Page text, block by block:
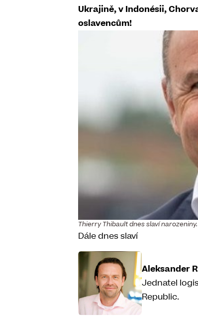
Ukrajině, v Indonésii,
oslavencům!
Thierry Thibault dnes slaví
Dále dnes slaví
Aleksander
Jednatel
Republic.